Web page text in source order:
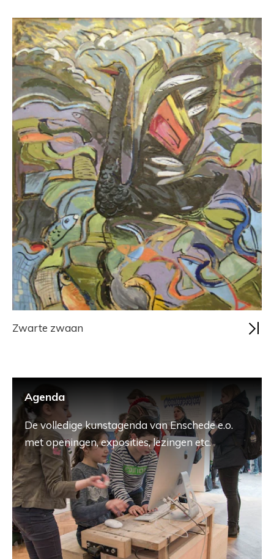
Zwarte zwaan
Agenda
De volledige kunstagenda van Enschede e.o.
met openingen, exposities, lezingen etc.